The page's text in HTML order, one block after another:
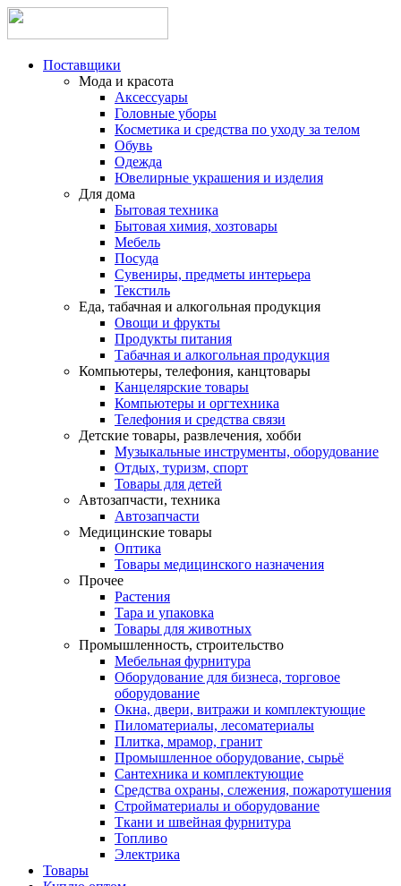
Поставщики
Мода и красота
Аксессуары
Головные уборы
Косметика и средства по уходу за телом
Обувь
Одежда
Ювелирные украшения и изделия
Для дома
Бытовая техника
Бытовая химия, хозтовары
Мебель
Посуда
Сувениры, предметы интерьера
Текстиль
Еда, табачная и алкогольная продукция
Овощи и фрукты
Продукты питания
Табачная и алкогольная продукция
Компьютеры, телефония, канцтовары
Канцелярские товары
Компьютеры и оргтехника
Телефония и средства связи
Детские товары, развлечения, хобби
Музыкальные инструменты, оборудование
Отдых, туризм, спорт
Товары для детей
Автозапчасти, техника
Автозапчасти
Медицинские товары
Оптика
Товары медицинского назначения
Прочее
Растения
Тара и упаковка
Товары для животных
Промышленность, строительство
Мебельная фурнитура
Оборудование для бизнеса, торговое
оборудование
Окна, двери, витражи и комплектующие
Пиломатериалы, лесоматериалы
Плитка, мрамор, гранит
Промышленное оборудование, сырьё
Сантехника и комплектующие
Средства охраны, слежения, пожаротушения
Стройматериалы и оборудование
Ткани и швейная фурнитура
Топливо
Электрика
Товары